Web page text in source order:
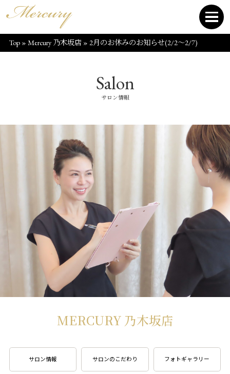
Top» Mercury 乃木坂店» 2月のお休みのお知らせ(2/2〜2/7)
Salon
サロン情報
MERCURY 乃木坂店
サロン情報 サロンのこだわり フォトギャラリー